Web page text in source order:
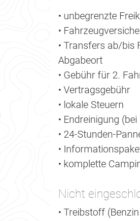
• unbegrenzte
•
• Transfers ab/bis
Abgabeort
• Gebühr für 2.
• Vertragsgebühr
• lokale Steuern
• Endreinigung
• 24-Stunden-
•
• komplette
Nicht
• Treibstoff